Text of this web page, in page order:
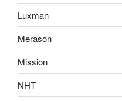
Luxman
Merason
Mission
NHT